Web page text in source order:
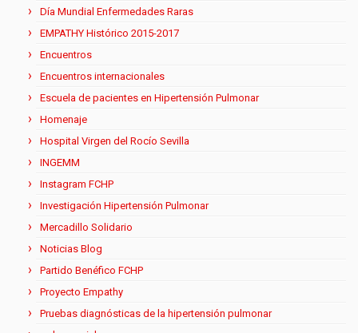
Día Mundial Enfermedades Raras
EMPATHY Histórico 2015-2017
Encuentros
Encuentros internacionales
Escuela de pacientes en Hipertensión Pulmonar
Homenaje
Hospital Virgen del Rocío Sevilla
INGEMM
Instagram FCHP
Investigación Hipertensión Pulmonar
Mercadillo Solidario
Noticias Blog
Partido Benéfico FCHP
Proyecto Empathy
Pruebas diagnósticas de la hipertensión pulmonar